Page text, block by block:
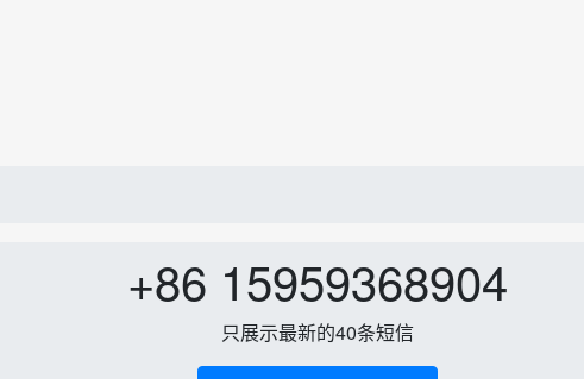
+86 15959368904
只展示最新的40条短信